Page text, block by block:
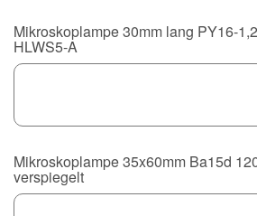
Mikroskoplampe 30mm lang PY16-
HLWS5-A
Mikroskoplampe 35x60mm Ba15d
verspiegelt